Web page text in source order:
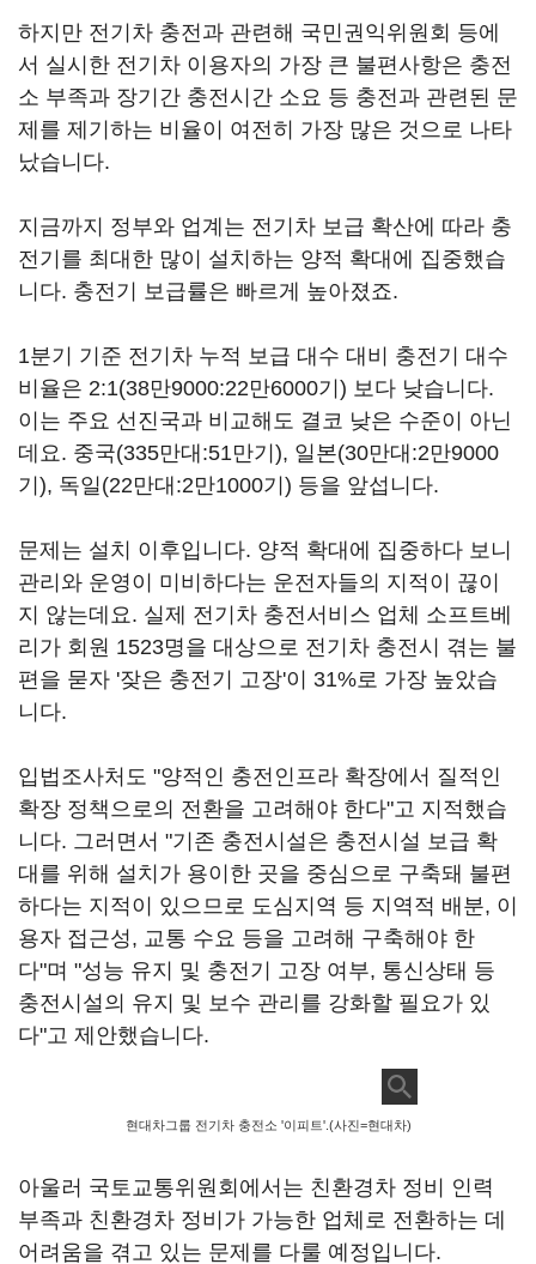
하지만 전기차 충전과 관련해 국민권익위원회 등에
서 실시한 전기차 이용자의 가장 큰 불편사항은 충전
소 부족과 장기간 충전시간 소요 등 충전과 관련된 문
제를 제기하는 비율이 여전히 가장 많은 것으로 나타
났습니다.
지금까지 정부와 업계는 전기차 보급 확산에 따라 충
전기를 최대한 많이 설치하는 양적 확대에 집중했습
니다. 충전기 보급률은 빠르게 높아졌죠.
1분기 기준 전기차 누적 보급 대수 대비 충전기 대수
비율은 2:1(38만9000:22만6000기) 보다 낮습니다.
이는 주요 선진국과 비교해도 결코 낮은 수준이 아닌
데요. 중국(335만대:51만기), 일본(30만대:2만9000
기), 독일(22만대:2만1000기) 등을 앞섭니다.
문제는 설치 이후입니다. 양적 확대에 집중하다 보니
관리와 운영이 미비하다는 운전자들의 지적이 끊이
지 않는데요. 실제 전기차 충전서비스 업체 소프트베
리가 회원 1523명을 대상으로 전기차 충전시 겪는 불
편을 묻자 '잦은 충전기 고장'이 31%로 가장 높았습
니다.
입법조사처도 "양적인 충전인프라 확장에서 질적인
확장 정책으로의 전환을 고려해야 한다"고 지적했습
니다. 그러면서 "기존 충전시설은 충전시설 보급 확
대를 위해 설치가 용이한 곳을 중심으로 구축돼 불편
하다는 지적이 있으므로 도심지역 등 지역적 배분, 이
용자 접근성, 교통 수요 등을 고려해 구축해야 한
다"며 "성능 유지 및 충전기 고장 여부, 통신상태 등
충전시설의 유지 및 보수 관리를 강화할 필요가 있
다"고 제안했습니다.
현대차그룹 전기차 충전소 '이피트'.(사진=현대차)
아울러 국토교통위원회에서는 친환경차 정비 인력
부족과 친환경차 정비가 가능한 업체로 전환하는 데
어려움을 겪고 있는 문제를 다룰 예정입니다.